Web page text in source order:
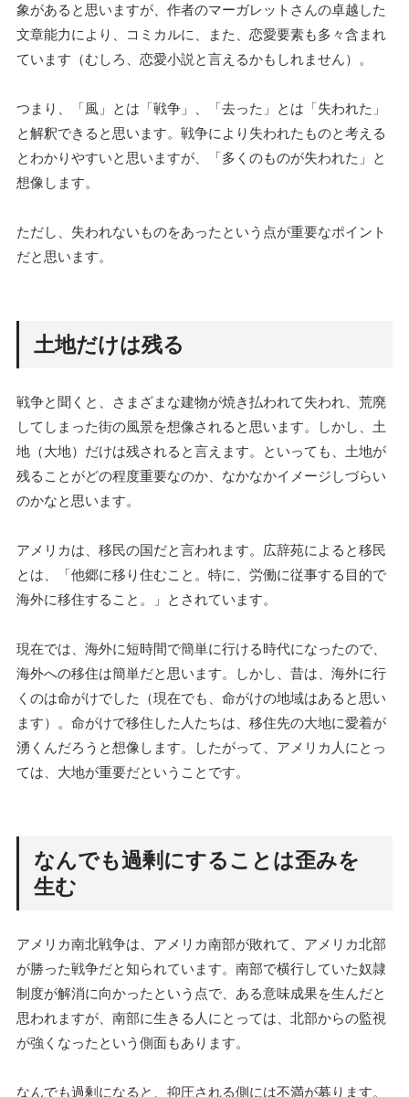
象があると思いますが、作者のマーガレットさんの卓越した
文章能力により、コミカルに、また、恋愛要素も多々含まれ
ています（むしろ、恋愛小説と言えるかもしれません）。
つまり、「風」とは「戦争」、「去った」とは「失われた」
と解釈できると思います。戦争により失われたものと考える
とわかりやすいと思いますが、「多くのものが失われた」と
想像します。
ただし、失われないものをあったという点が重要なポイント
だと思います。
土地だけは残る
戦争と聞くと、さまざまな建物が焼き払われて失われ、荒廃
してしまった街の風景を想像されると思います。しかし、土
地（大地）だけは残されると言えます。といっても、土地が
残ることがどの程度重要なのか、なかなかイメージしづらい
のかなと思います。
アメリカは、移民の国だと言われます。広辞苑によると移民
とは、「他郷に移り住むこと。特に、労働に従事する目的で
海外に移住すること。」とされています。
現在では、海外に短時間で簡単に行ける時代になったので、
海外への移住は簡単だと思います。しかし、昔は、海外に行
くのは命がけでした（現在でも、命がけの地域はあると思い
ます）。命がけで移住した人たちは、移住先の大地に愛着が
湧くんだろうと想像します。したがって、アメリカ人にとっ
ては、大地が重要だということです。
なんでも過剰にすることは歪みを
生む
アメリカ南北戦争は、アメリカ南部が敗れて、アメリカ北部
が勝った戦争だと知られています。南部で横行していた奴隷
制度が解消に向かったという点で、ある意味成果を生んだと
思われますが、南部に生きる人にとっては、北部からの監視
が強くなったという側面もあります。
なんでも過剰になると、抑圧される側には不満が募ります。